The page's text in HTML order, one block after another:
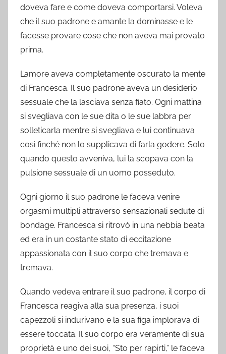
doveva fare e come doveva comportarsi. Voleva
che il suo padrone e amante la dominasse e le
facesse provare cose che non aveva mai provato
prima.
L’amore aveva completamente oscurato la mente
di Francesca. Il suo padrone aveva un desiderio
sessuale che la lasciava senza fiato. Ogni mattina
si svegliava con le sue dita o le sue labbra per
solleticarla mentre si svegliava e lui continuava
così finché non lo supplicava di farla godere. Solo
quando questo avveniva, lui la scopava con la
pulsione sessuale di un uomo posseduto.
Ogni giorno il suo padrone le faceva venire
orgasmi multipli attraverso sensazionali sedute di
bondage. Francesca si ritrovò in una nebbia beata
ed era in un costante stato di eccitazione
appassionata con il suo corpo che tremava e
tremava.
Quando vedeva entrare il suo padrone, il corpo di
Francesca reagiva alla sua presenza, i suoi
capezzoli si indurivano e la sua figa implorava di
essere toccata. Il suo corpo era veramente di sua
proprietà e uno dei suoi, “Sto per rapirti,” le faceva